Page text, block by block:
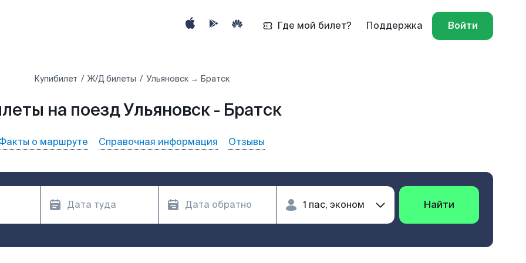
Где мой билет? Поддержка Войти
Купибилет Ж/Д билеты Ульяновск → Братск
на поезд Ульяновск - Братск
о маршруте Справочная информация Отзывы
Найти